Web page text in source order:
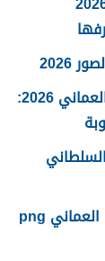
2026
خطوات تجديد جواز السفر العماني 2026:
شعار سلاح الجو السلطاني العماني png